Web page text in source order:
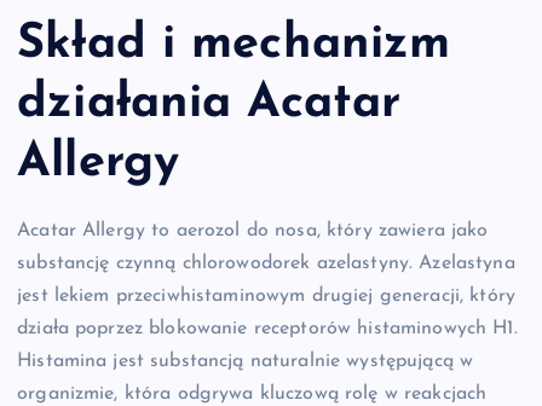
Skład i mechanizm
działania Acatar
Allergy
Acatar Allergy to aerozol do nosa, który zawiera jako
substancję czynną chlorowodorek azelastyny. Azelastyna
jest lekiem przeciwhistaminowym drugiej generacji, który
działa poprzez blokowanie receptorów histaminowych H1.
Histamina jest substancją naturalnie występującą w
organizmie, która odgrywa kluczową rolę w reakcjach